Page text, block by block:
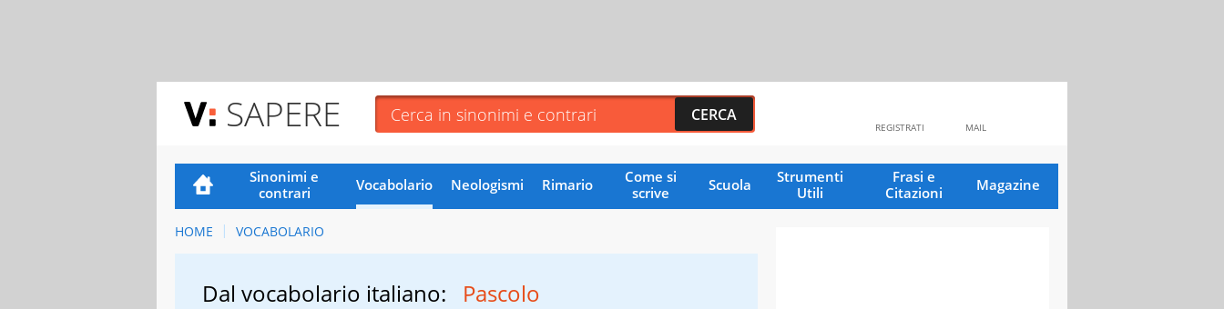
SAPERE MAIL
REGISTRATI
Sinonimi e
contrari
Vocabolario Neologismi Rimario
Come si
scrive
Scuola
Strumenti
Utili
Frasi e
Citazioni
Magazine
HOME VOCABOLARIO
Dal vocabolario italiano: Pascolo